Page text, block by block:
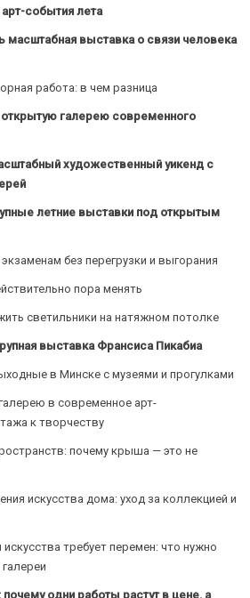
события лета
выставка о связи человека
работа: в чем разница
галерею современного
художественный уикенд с
летние выставки под открытым
без перегрузки и выгорания
пора менять
светильники на натяжном потолке
выставка Франсиса Пикабиа
в Минске с музеями и прогулками
в современное арт-
к творчеству
почему крыша — это не
искусства дома: уход за коллекцией и
требует перемен: что нужно
почему одни работы растут в цене, а